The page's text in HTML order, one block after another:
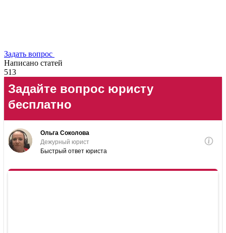
Задать вопрос
Написано статей
513